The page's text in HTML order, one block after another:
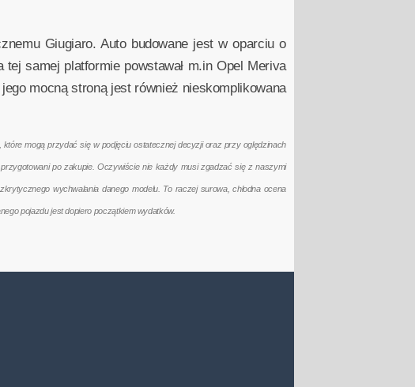
Giugiaro. Auto budowane jest w oparciu o
samej platformie powstawał m.in Opel Meriva
mocną stroną jest również nieskomplikowana
mogą przydać się w podjęciu ostatecznej decyzji oraz przy oględzinach
po zakupie. Oczywiście nie każdy musi zgadzać się z naszymi
wychwalania danego modelu. To raczej surowa, chłodna ocena
pojazdu jest dopiero początkiem wydatków.